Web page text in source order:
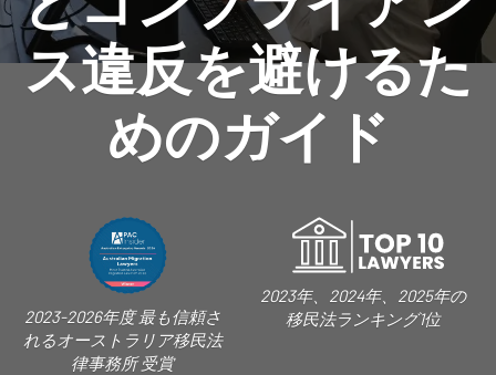
ス違反を避けるた
めのガイド
2023-2026年度 最も信頼さ
れるオーストラリア移民法
律事務所 受賞
2023年、2024年、2025年の
移民法ランキング1位